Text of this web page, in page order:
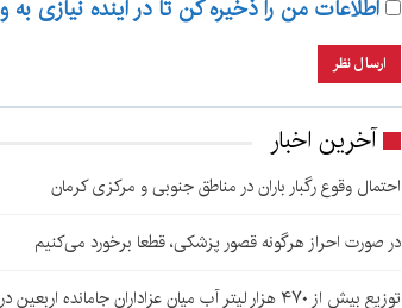
اطلاعات من را ذخیره کن تا در آینده نیازی به
آخرین اخبار
احتمال وقوع رگبار باران در مناطق جنوبی و مرکزی کرمان
در صورت احراز هرگونه قصور پزشکی، قطعا برخورد می‌کنیم
توزیع بیش از ۴۷۰ هزار لیتر آب میان عزاداران جامانده اربعین در کرمان